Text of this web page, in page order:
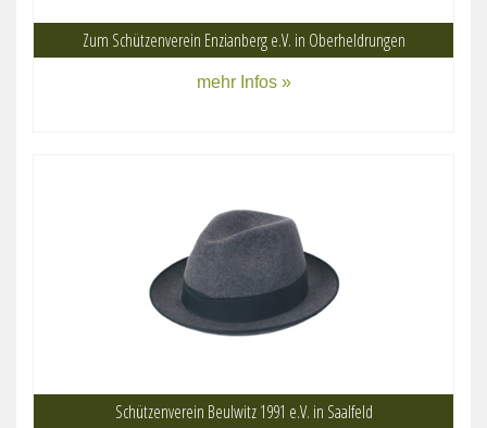
Zum Schützenverein Enzianberg e.V. in Oberheldrungen
mehr Infos »
Schützenverein Beulwitz 1991 e.V. in Saalfeld